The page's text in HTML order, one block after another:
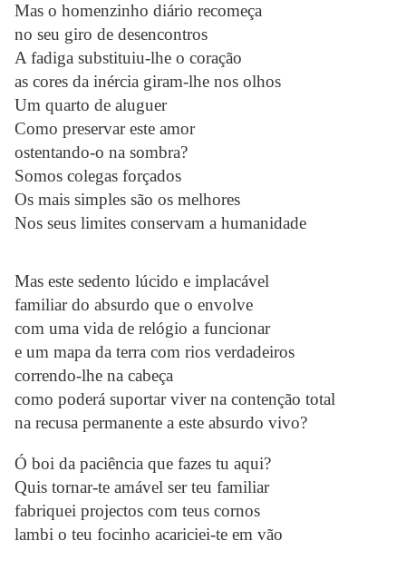
Mas o homenzinho diário recomeça
no seu giro de desencontros
A fadiga substituiu-lhe o coração
as cores da inércia giram-lhe nos olhos
Um quarto de aluguer
Como preservar este amor
ostentando-o na sombra?
Somos colegas forçados
Os mais simples são os melhores
Nos seus limites conservam a humanidade
Mas este sedento lúcido e implacável
familiar do absurdo que o envolve
com uma vida de relógio a funcionar
e um mapa da terra com rios verdadeiros
correndo-lhe na cabeça
como poderá suportar viver na contenção total
na recusa permanente a este absurdo vivo?
Ó boi da paciência que fazes tu aqui?
Quis tornar-te amável ser teu familiar
fabriquei projectos com teus cornos
lambi o teu focinho acariciei-te em vão